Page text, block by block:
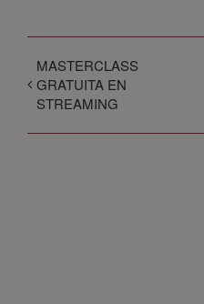
MASTERCLASS
GRATUITA EN
STREAMING